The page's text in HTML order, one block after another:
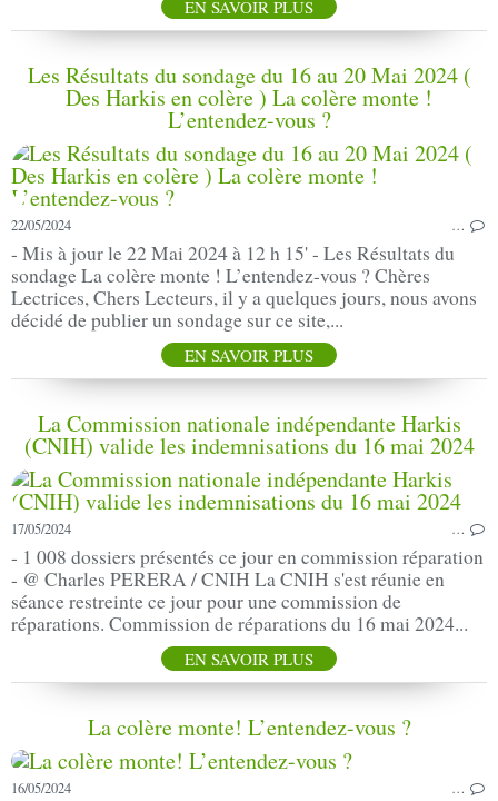
EN SAVOIR PLUS
Les Résultats du sondage du 16 au 20 Mai 2024 (
Des Harkis en colère ) La colère monte !
L’entendez-vous ?
22/05/2024 …
- Mis à jour le 22 Mai 2024 à 12 h 15' - Les Résultats du
sondage La colère monte ! L’entendez-vous ? Chères
Lectrices, Chers Lecteurs, il y a quelques jours, nous avons
décidé de publier un sondage sur ce site,...
EN SAVOIR PLUS
La Commission nationale indépendante Harkis
(CNIH) valide les indemnisations du 16 mai 2024
17/05/2024 …
- 1 008 dossiers présentés ce jour en commission réparation
- @ Charles PERERA / CNIH La CNIH s'est réunie en
séance restreinte ce jour pour une commission de
réparations. Commission de réparations du 16 mai 2024...
EN SAVOIR PLUS
La colère monte! L’entendez-vous ?
16/05/2024 …